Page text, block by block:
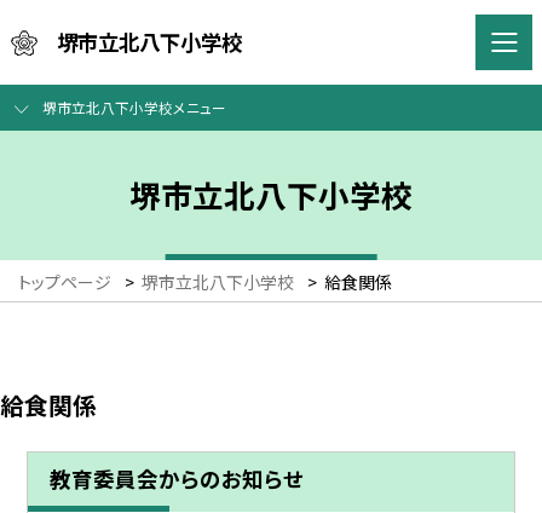
堺市立北八下小学校
堺市立北八下小学校メニュー
堺市立北八下小学校
トップページ > 堺市立北八下小学校 > 給食関係
給食関係
教育委員会からのお知らせ